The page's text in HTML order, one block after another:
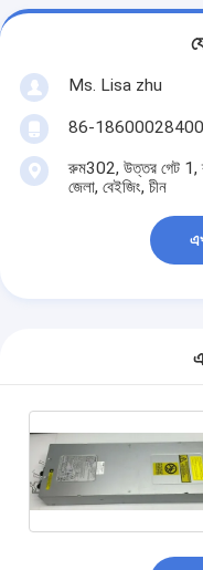
Ms. Lisa zhu
86-18600028400
রুম302, উত্তর গেট 1,
জেলা, বেইজিং, চীন